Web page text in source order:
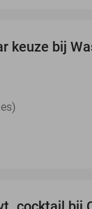
keuze bij